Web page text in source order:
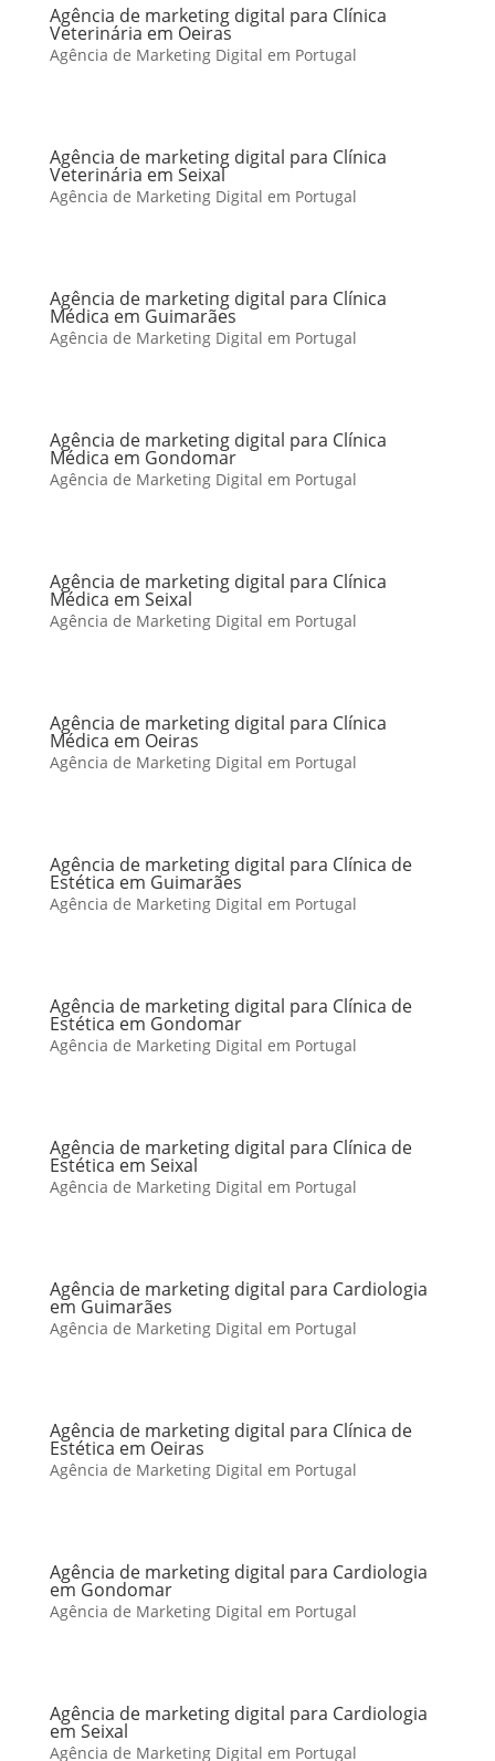
Agência de marketing digital para Clínica
Veterinária em Oeiras
Agência de Marketing Digital em Portugal
Agência de marketing digital para Clínica
Veterinária em Seixal
Agência de Marketing Digital em Portugal
Agência de marketing digital para Clínica
Médica em Guimarães
Agência de Marketing Digital em Portugal
Agência de marketing digital para Clínica
Médica em Gondomar
Agência de Marketing Digital em Portugal
Agência de marketing digital para Clínica
Médica em Seixal
Agência de Marketing Digital em Portugal
Agência de marketing digital para Clínica
Médica em Oeiras
Agência de Marketing Digital em Portugal
Agência de marketing digital para Clínica de
Estética em Guimarães
Agência de Marketing Digital em Portugal
Agência de marketing digital para Clínica de
Estética em Gondomar
Agência de Marketing Digital em Portugal
Agência de marketing digital para Clínica de
Estética em Seixal
Agência de Marketing Digital em Portugal
Agência de marketing digital para Cardiologia
em Guimarães
Agência de Marketing Digital em Portugal
Agência de marketing digital para Clínica de
Estética em Oeiras
Agência de Marketing Digital em Portugal
Agência de marketing digital para Cardiologia
em Gondomar
Agência de Marketing Digital em Portugal
Agência de marketing digital para Cardiologia
em Seixal
Agência de Marketing Digital em Portugal